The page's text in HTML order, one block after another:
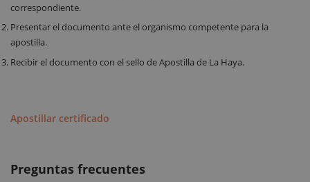
correspondiente.
Presentar el documento ante el organismo competente para la
apostilla.
Recibir el documento con el sello de Apostilla de La Haya.
Apostillar certificado
Preguntas frecuentes